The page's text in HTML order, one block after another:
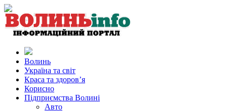
Волинь
Україна та світ
Краса та здоров’я
Корисно
Підприємства Волині
Авто